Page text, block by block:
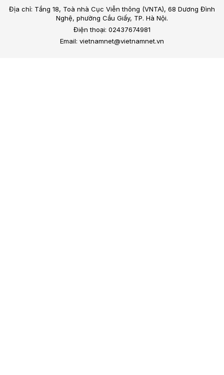
Địa chỉ: Tầng 18, Toà nhà Cục Viễn thông (VNTA), 68 Dương Đình
Nghệ, phường Cầu Giấy, TP. Hà Nội.
Điện thoại: 02437674981
Email: vietnamnet@vietnamnet.vn